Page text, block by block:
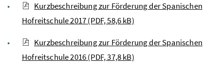
Kurzbeschreibung zur Förderung der Spanischen
Hofreitschule 2017 (PDF, 58,6 kB)
Kurzbeschreibung zur Förderung der Spanischen
Hofreitschule 2016 (PDF, 37,8 kB)